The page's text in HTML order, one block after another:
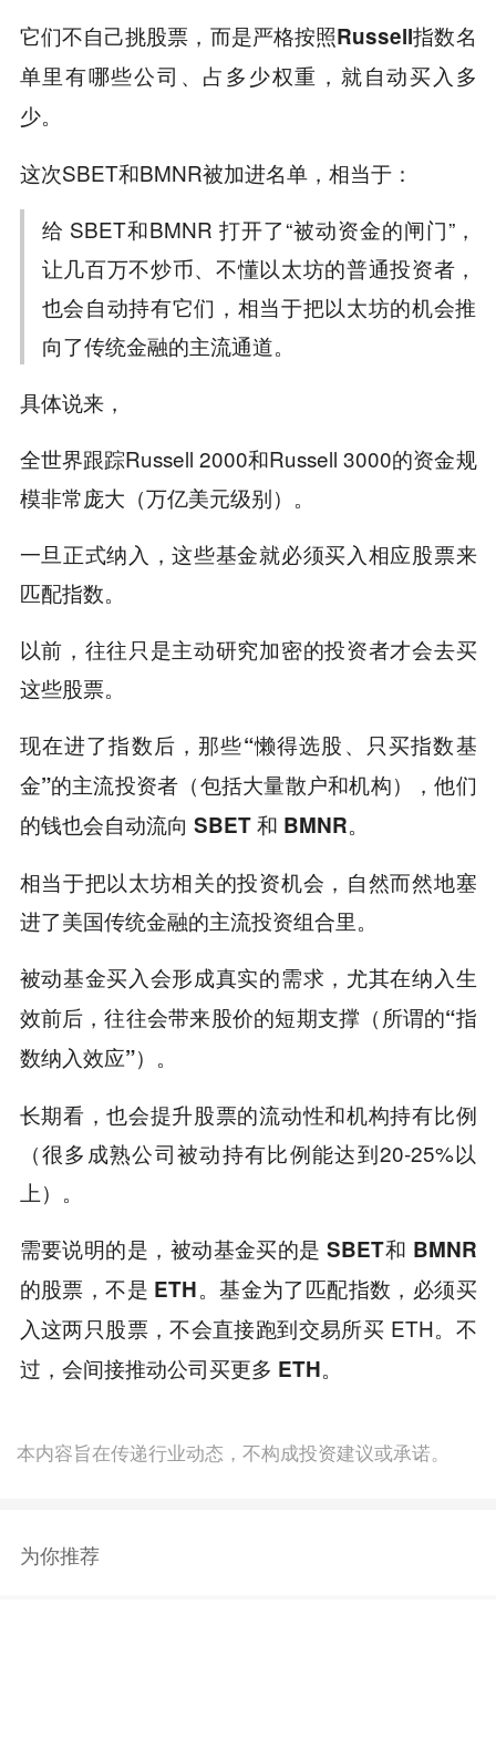
它们不自己挑股票，而是严格按照Russell指数名
单里有哪些公司、占多少权重，就自动买入多
少。
这次SBET和BMNR被加进名单，相当于：
给 SBET和BMNR 打开了“被动资金的闸门”，
让几百万不炒币、不懂以太坊的普通投资者，
也会自动持有它们，相当于把以太坊的机会推
向了传统金融的主流通道。
具体说来，
全世界跟踪Russell 2000和Russell 3000的资金规
模非常庞大（万亿美元级别）。
一旦正式纳入，这些基金就必须买入相应股票来
匹配指数。
以前，往往只是主动研究加密的投资者才会去买
这些股票。
现在进了指数后， 那些“懒得选股、只买指数基
金”的主流投资者（包括大量散户和机构），他们
的钱也会自动流向 SBET 和 BMNR。
相当于把以太坊相关的投资机会，自然而然地塞
进了美国传统金融的主流投资组合里。
被动基金买入会形成真实的需求，尤其在纳入生
效前后，往往会带来股价的短期支撑（所谓的“指
数纳入效应”）。
长期看，也会提升股票的流动性和机构持有比例
（很多成熟公司被动持有比例能达到20-25%以
上）。
需要说明的是， 被动基金买的是 SBET和 BMNR
的股票，不是 ETH。基金为了匹配指数，必须买
入这两只股票，不会直接跑到交易所买 ETH。 不
过，会间接推动公司买更多 ETH。
本内容旨在传递行业动态，不构成投资建议或承诺。
为你推荐